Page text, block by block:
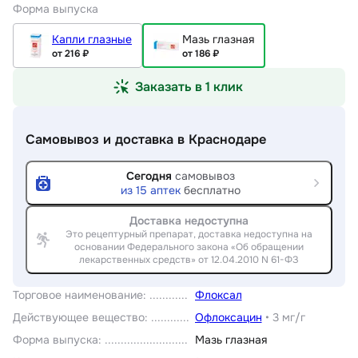
Торговое наименование:
Флоксал
Действующее вещество: Офлоксацин • 3 мг/г
Форма выпуска:
Мазь глазная
Форма выпуска
Капли глазные
от 216 ₽
Мазь глазная
от 186 ₽
Заказать в 1 клик
Самовывоз и доставка в Краснодаре
Сегодня самовывоз
из 15 аптек бесплатно
Доставка недоступна
Это рецептурный препарат, доставка недоступна на
основании Федерального закона «Об обращении
лекарственных средств» от 12.04.2010 N 61-ФЗ